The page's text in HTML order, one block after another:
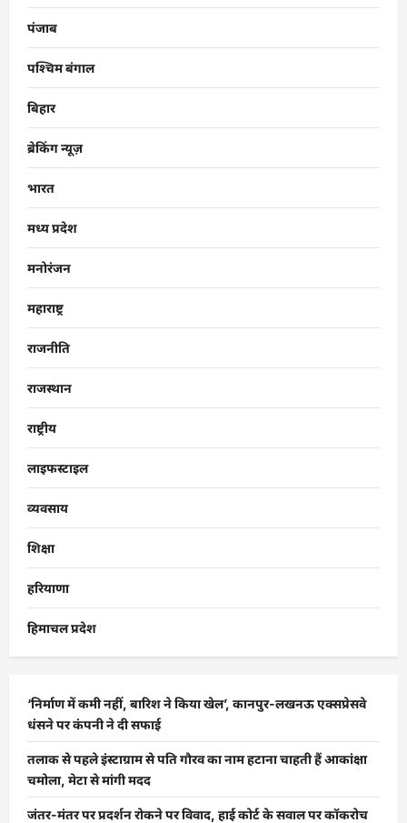
पंजाब
पश्चिम बंगाल
बिहार
ब्रेकिंग न्यूज़
भारत
मध्य प्रदेश
मनोरंजन
महाराष्ट्र
राजनीति
राजस्थान
राष्ट्रीय
लाइफस्टाइल
व्यवसाय
शिक्षा
हरियाणा
हिमाचल प्रदेश
‘निर्माण में कमी नहीं, बारिश ने किया खेल’, कानपुर-लखनऊ एक्सप्रेसवे
धंसने पर कंपनी ने दी सफाई
तलाक से पहले इंस्टाग्राम से पति गौरव का नाम हटाना चाहती हैं आकांक्षा
चमोला, मेटा से मांगी मदद
जंतर-मंतर पर प्रदर्शन रोकने पर विवाद, हाई कोर्ट के सवाल पर कॉकरोच